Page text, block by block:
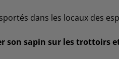
dans les locaux des
son sapin sur les trottoirs